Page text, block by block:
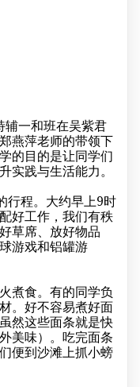
一和班在吴紫君
燕萍老师的带领下
的目的是让同学们
实践与生活能力。
行程。大约早上9时
好工作，我们有秩
草席、放好物品
游戏和铝罐游
煮食。有的同学负
。好不容易煮好面
然这些面条就是快
美味）。吃完面条
便到沙滩上抓小螃